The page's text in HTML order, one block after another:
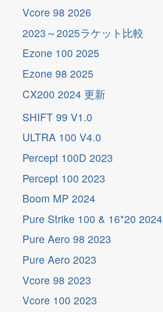
Vcore 98 2026
2023～2025ラケット比較
Ezone 100 2025
Ezone 98 2025
CX200 2024
更 新
SHIFT 99 V1.0
ULTRA 100 V4.0
Percept 100D 2023
Percept 100 2023
Boom MP 2024
Pure Strike 100 & 16*20 2024
Pure Aero 98 2023
Pure Aero 2023
Vcore 98 2023
Vcore 100 2023